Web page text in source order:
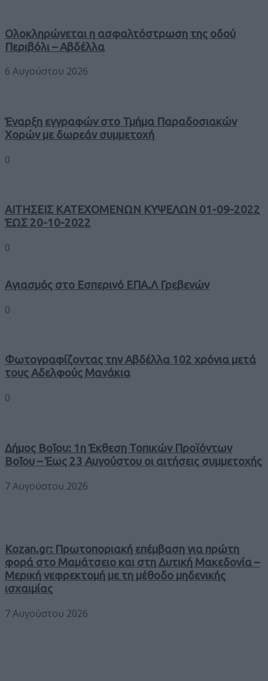
Ολοκληρώνεται η ασφαλτόστρωση της οδού
Περιβόλι – Αβδέλλα
6 Αυγούστου 2026
Έναρξη εγγραφών στο Τμήμα Παραδοσιακών
Χορών με δωρεάν συμμετοχή
0
ΑΙΤΗΣΕΙΣ ΚΑΤΕΧΟΜΕΝΩΝ ΚΥΨΕΛΩΝ 01-09-2022
ΈΩΣ 20-10-2022
0
Αγιασμός στο Εσπερινό ΕΠΑ.Λ Γρεβενών
0
Φωτογραφίζοντας την Αβδέλλα 102 χρόνια μετά
τους Αδελφούς Μανάκια
0
Δήμος Βοΐου: 1η Έκθεση Τοπικών Προϊόντων
Βοΐου – Έως 23 Αυγούστου οι αιτήσεις συμμετοχής
7 Αυγούστου 2026
Kozan.gr: Πρωτοποριακή επέμβαση για πρώτη
φορά στο Μαμάτσειο και στη Δυτική Μακεδονία –
Μερική νεφρεκτομή με τη μέθοδο μηδενικής
ισχαιμίας
7 Αυγούστου 2026